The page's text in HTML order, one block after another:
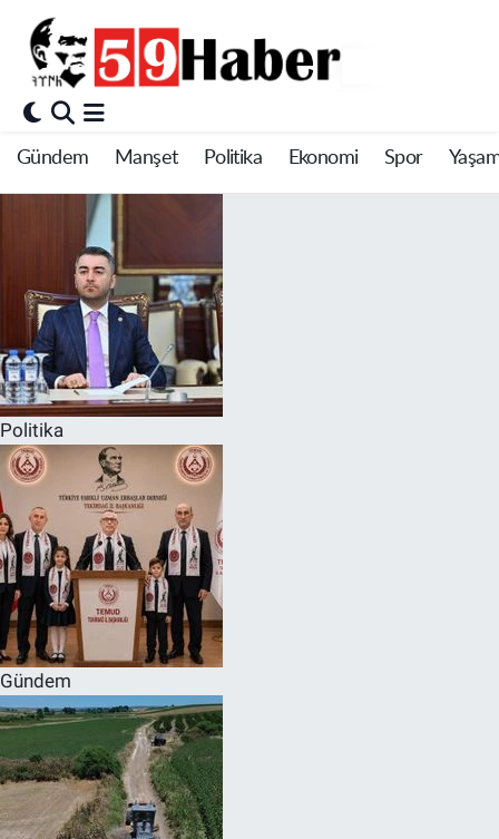
Gündem Manşet Politika Ekonomi Spor
Politika
Gündem